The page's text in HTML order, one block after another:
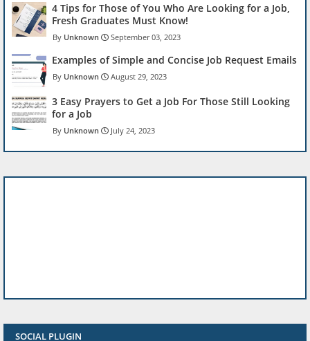
4 Tips for Those of You Who Are Looking for a Job,
Fresh Graduates Must Know!
Unknown September 03, 2023
Examples of Simple and Concise Job Request Emails
Unknown August 29, 2023
3 Easy Prayers to Get a Job For Those Still Looking
for a Job
Unknown July 24, 2023
SOCIAL PLUGIN